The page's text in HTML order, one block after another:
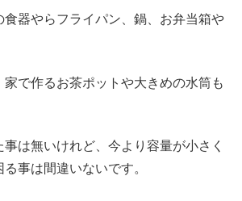
食器やらフライパン、鍋、お弁当箱や
で作るお茶ポットや大きめの水筒も
は無いけれど、今より容量が小さく
事は間違いないです。